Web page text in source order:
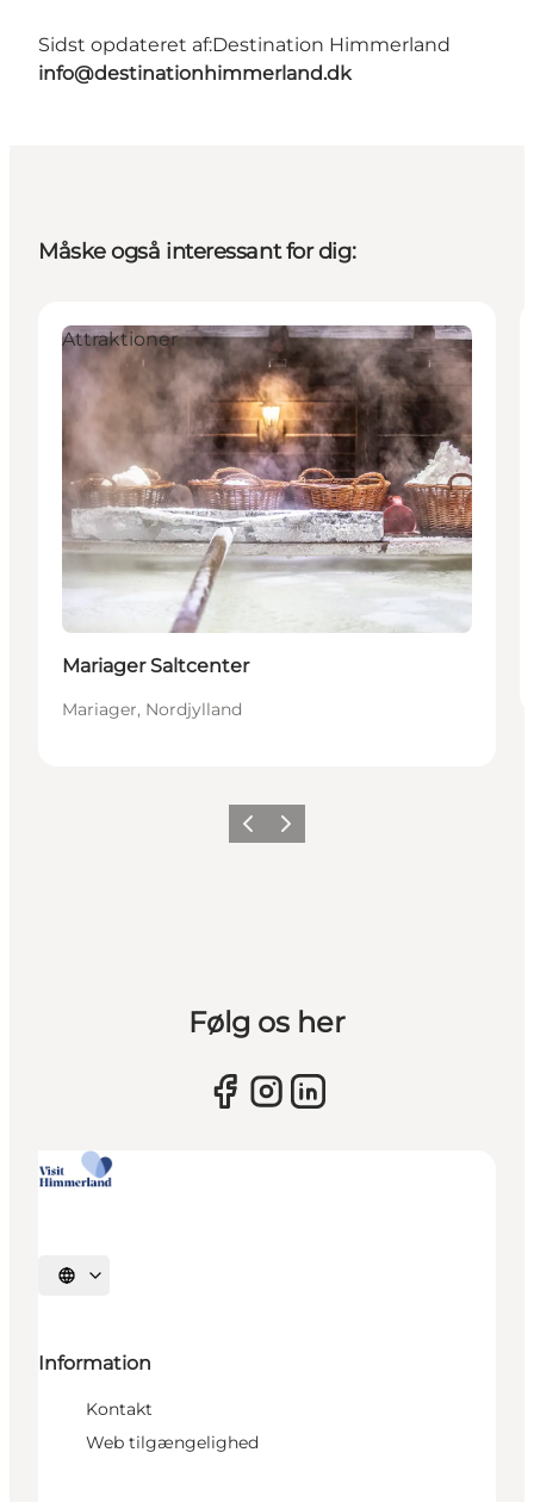
Sidst opdateret af:Destination Himmerland
info@destinationhimmerland.dk
Måske også interessant for dig:
Attraktioner
Mariager Saltcenter
Mariager, Nordjylland
Forrige billede
Næste billede
Følg os her
Vælg sprog
Information
Kontakt
Web tilgængelighed